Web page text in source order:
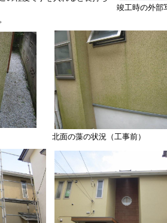
竣工時の外部
北面の藻の状況（工事前）